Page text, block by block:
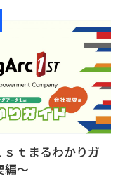
ｔまるわかりガ
～